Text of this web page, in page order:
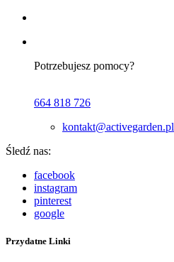
Potrzebujesz pomocy?
664 818 726
kontakt@activegarden.pl
Śledź nas:
facebook
instagram
pinterest
google
Przydatne Linki